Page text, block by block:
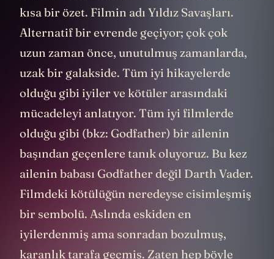
kısa bir özet. Filmin adı Yıldız Savaşları.
Alternatif bir evrende geçiyor; çok çok
uzun zaman önce, unutulmuş zamanlarda,
uzak bir galakside. Tüm iyi hikayelerde
olduğu gibi iyiler ve kötüler arasındaki
mücadeleyi anlatıyor. Tüm iyi filmlerde
olduğu gibi (bkz: Godfather) bir ailenin
başından geçenlere tanık oluyoruz. Bu kez
ailenin babası Godfather değil Darth Vader.
Filmdeki kötülüğün neredeyse cisimleşmiş
bir sembolü. Aslında eskiden en
iyilerdenmiş ama sonradan bozulmuş,
karanlık tarafa geçmiş. Zaten hep böyle